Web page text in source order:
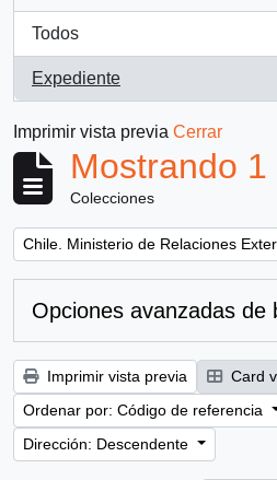
Todos
Expediente
, 1 resultados
Imprimir vista previa Cerrar
Mostrando
Colecciones
Remove filter:
Chile. Ministerio de Relaciones
Opciones avanzadas de
Imprimir vista previa Card
Ordenar por: Código de referencia
Dirección: Descendente